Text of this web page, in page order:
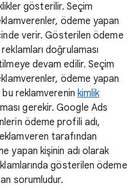
gösterilir. Seçim
ödeme yapan
verir. Gösterilen ödeme
doğrulaması
devam edilir. Seçim
ödeme yapan
bu reklamverenin kimlik
gerekir. Google Ads
ödeme profili adı,
tarafından
yapan kişinin adı olarak
gösterilen ödeme
sorumludur.